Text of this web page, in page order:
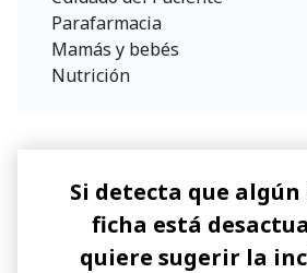
Parafarmacia
Mamás y bebés
Nutrición
Si detecta que
ficha está
quiere sugerir la